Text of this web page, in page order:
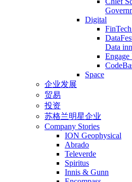
Digital
Data
Space
企业发展
贸易
投资
苏格兰明星企业
Company Stories
ION Geophysical
Abrado
Televerde
Spiritus
Innis & Gunn